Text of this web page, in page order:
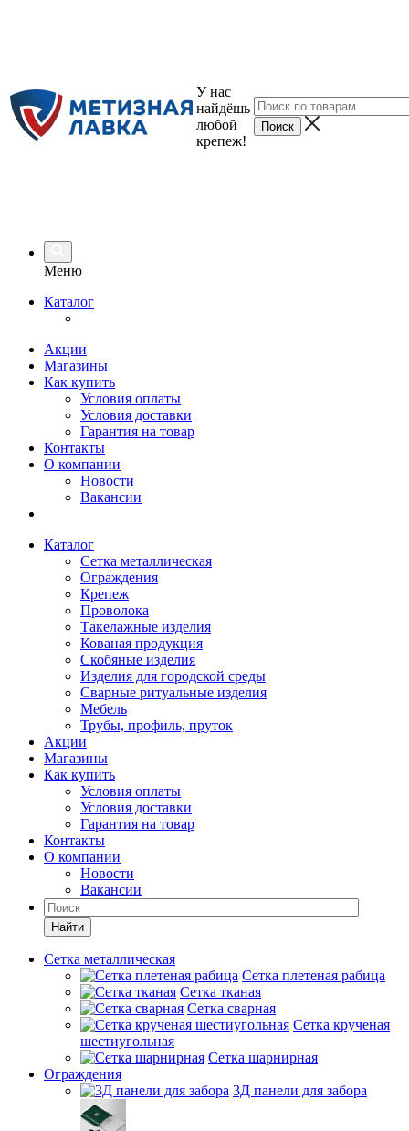
У нас
найдёшь
любой
крепеж!
Меню
Каталог
Акции
Магазины
Как купить
Условия оплаты
Условия доставки
Гарантия на товар
Контакты
О компании
Новости
Вакансии
Каталог
Сетка металлическая
Ограждения
Крепеж
Проволока
Такелажные изделия
Кованая продукция
Скобяные изделия
Изделия для городской среды
Сварные ритуальные изделия
Мебель
Трубы, профиль, пруток
Акции
Магазины
Как купить
Условия оплаты
Условия доставки
Гарантия на товар
Контакты
О компании
Новости
Вакансии
Найти
Сетка металлическая
Сетка плетеная рабица
Сетка тканая
Сетка сварная
Сетка крученая
шестиугольная
Сетка шарнирная
Ограждения
3Д панели для забора